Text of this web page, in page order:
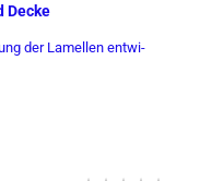
Decke
der La­mel­len ent­wi­